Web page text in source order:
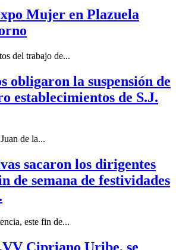
Mujer en Plazuela
del trabajo de...
obligaron la suspensión de
establecimientos de S.J.
de la...
sacaron los dirigentes
de semana de festividades
este fin de...